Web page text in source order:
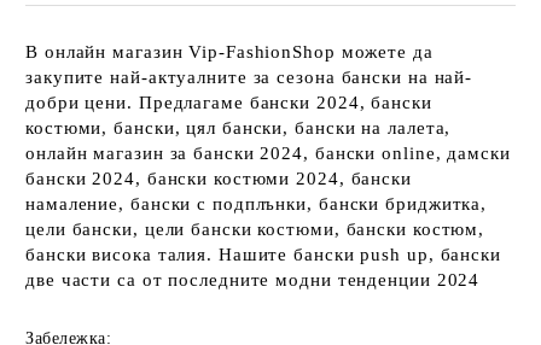
В онлайн магазин Vip-FashionShop можете да
закупите най-актуалните за сезона бански на най-
добри цени. Предлагаме бански 2024, бански
костюми, бански, цял бански, бански на лалета,
онлайн магазин за бански 2024, бански online, дамски
бански 2024, бански костюми 2024, бански
намаление, бански с подплънки, бански бриджитка,
цели бански, цели бански костюми, бански костюм,
бански висока талия. Нашите бански push up, бански
две части са от последните модни тенденции 2024
Забележка: